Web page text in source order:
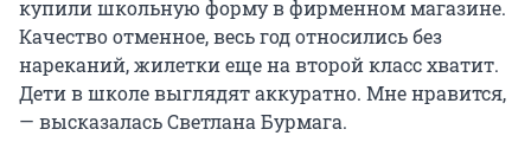
купили школьную форму в фирменном магазине.
Качество отменное, весь год относились без
нареканий, жилетки еще на второй класс хватит.
Дети в школе выглядят аккуратно. Мне нравится,
— высказалась Светлана Бурмага.